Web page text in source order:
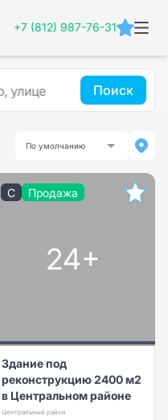
+7 (812) 987-76-31
Поиск
По умолчанию
C Продажа
24+
Здание под
реконструкцию 2400 м2
в Центральном районе
Центральный район